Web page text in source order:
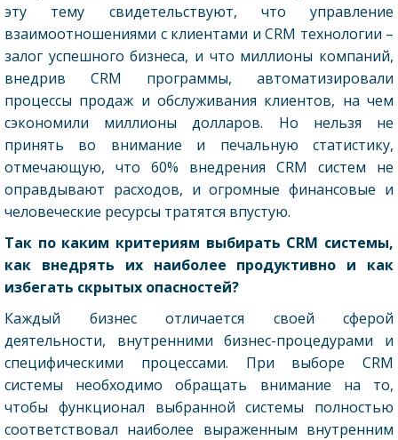
эту тему свидетельствуют, что управление
взаимоотношениями с клиентами и CRM технологии –
залог успешного бизнеса, и что миллионы компаний,
внедрив CRM программы, автоматизировали
процессы продаж и обслуживания клиентов, на чем
сэкономили миллионы долларов. Но нельзя не
принять во внимание и печальную статистику,
отмечающую, что 60% внедрения CRM систем не
оправдывают расходов, и огромные финансовые и
человеческие ресурсы тратятся впустую.
Так по каким критериям выбирать CRM системы,
как внедрять их наиболее продуктивно и как
избегать скрытых опасностей?
Каждый бизнес отличается своей сферой
деятельности, внутренними бизнес-процедурами и
специфическими процессами. При выборе CRM
системы необходимо обращать внимание на то,
чтобы функционал выбранной системы полностью
соответствовал наиболее выраженным внутренним